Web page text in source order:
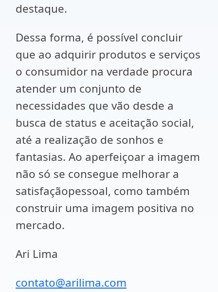
destaque.
Dessa forma, é possível concluir
que ao adquirir produtos e serviços
o consumidor na verdade procura
atender um conjunto de
necessidades que vão desde a
busca de status e aceitação social,
até a realização de sonhos e
fantasias. Ao aperfeiçoar a imagem
não só se consegue melhorar a
satisfaçãopessoal, como também
construir uma imagem positiva no
mercado.
Ari Lima
contato@arilima.com